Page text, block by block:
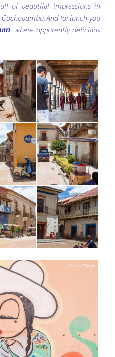
of beautiful impressions in
And for lunch you
, where apparently delicious